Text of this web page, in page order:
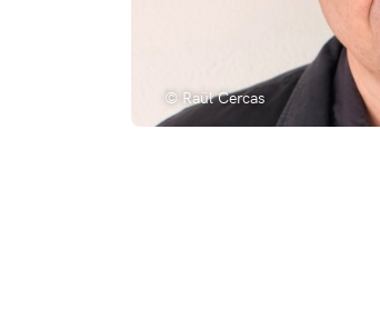
© Raül Cercas